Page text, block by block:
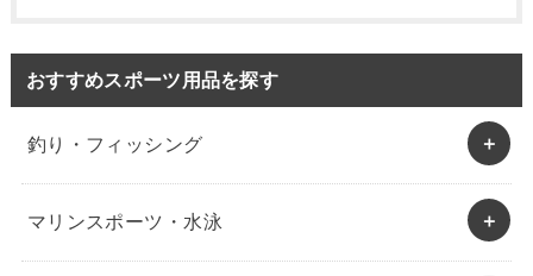
おすすめスポーツ用品を探す
釣り・フィッシング
マリンスポーツ・水泳